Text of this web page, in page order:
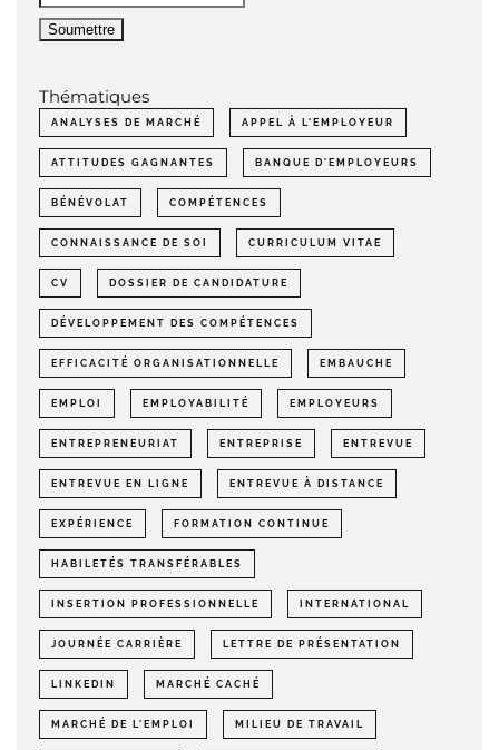
Thématiques
ANALYSES DE MARCHÉ APPEL À L'EMPLOYEUR
ATTITUDES GAGNANTES BANQUE D'EMPLOYEURS
BÉNÉVOLAT COMPÉTENCES
CONNAISSANCE DE SOI CURRICULUM VITAE
CV DOSSIER DE CANDIDATURE
DÉVELOPPEMENT DES COMPÉTENCES
EFFICACITÉ ORGANISATIONNELLE EMBAUCHE
EMPLOI EMPLOYABILITÉ EMPLOYEURS
ENTREPRENEURIAT ENTREPRISE ENTREVUE
ENTREVUE EN LIGNE ENTREVUE À DISTANCE
EXPÉRIENCE FORMATION CONTINUE
HABILETÉS TRANSFÉRABLES
INSERTION PROFESSIONNELLE INTERNATIONAL
JOURNÉE CARRIÈRE LETTRE DE PRÉSENTATION
LINKEDIN MARCHÉ CACHÉ
MARCHÉ DE L'EMPLOI MILIEU DE TRAVAIL